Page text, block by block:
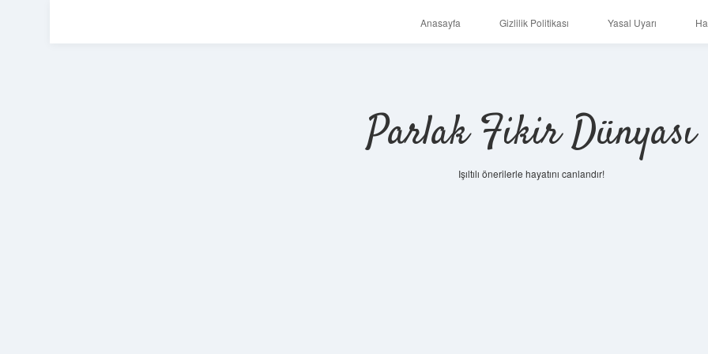
Anasayfa Gizlilik Politikası Yasal Uyarı
Parlak Fikir Dünyası
Işıltılı önerilerle hayatını canlandır!